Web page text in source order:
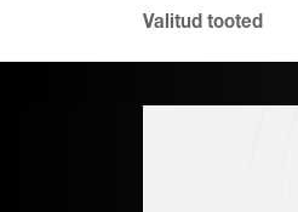
Valitud tooted